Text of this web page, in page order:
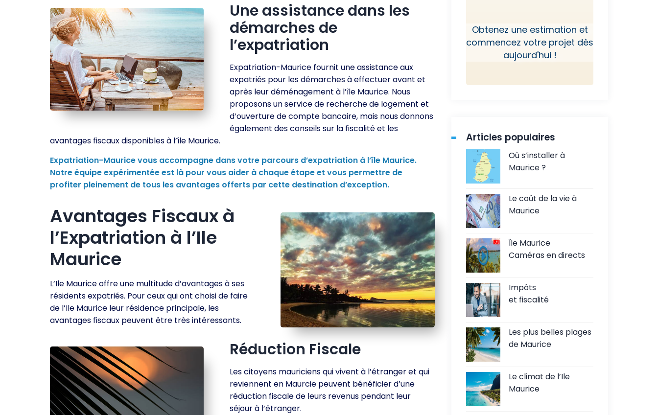
Une assistance dans les
démarches de
l’expatriation
Expatriation-Maurice fournit une assistance aux
expatriés pour les démarches à effectuer avant et
après leur déménagement à l’île Maurice. Nous
proposons un service de recherche de logement et
d’ouverture de compte bancaire, mais nous donnons
également des conseils sur la fiscalité et les
avantages fiscaux disponibles à l’île Maurice.
Expatriation-Maurice vous accompagne dans votre parcours d’expatriation à l’île Maurice.
Notre équipe expérimentée est là pour vous aider à chaque étape et vous permettre de
profiter pleinement de tous les avantages offerts par cette destination d’exception.
Avantages Fiscaux à
l’Expatriation à l’Ile
Maurice
L’Ile Maurice offre une multitude d’avantages à ses
résidents expatriés. Pour ceux qui ont choisi de faire
de l’Ile Maurice leur résidence principale, les
avantages fiscaux peuvent être très intéressants.
Réduction Fiscale
Les citoyens mauriciens qui vivent à l’étranger et qui
reviennent en Maurcie peuvent bénéficier d’une
réduction fiscale de leurs revenus pendant leur
séjour à l’étranger.
Obtenez une estimation et
commencez votre projet dès
aujourd'hui !
Articles populaires
Où s’installer à
Maurice ?
Le coût de la vie à
Maurice
Île Maurice
Caméras en directs
Impôts
et fiscalité
Les plus belles plages
de Maurice
Le climat de l’Ile
Maurice